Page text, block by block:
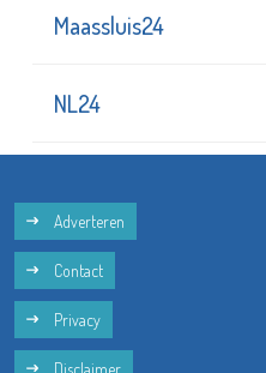
Maassluis24
NL24
Adverteren
Contact
Privacy
Disclaimer